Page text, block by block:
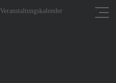
Veranstaltungskalender